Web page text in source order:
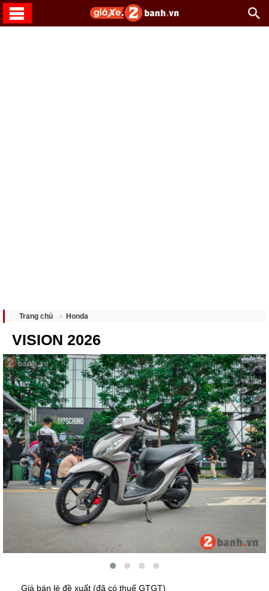
Trang chủ Honda
VISION 2026
Giá bán lẻ đề xuất (đã có thuế GTGT)